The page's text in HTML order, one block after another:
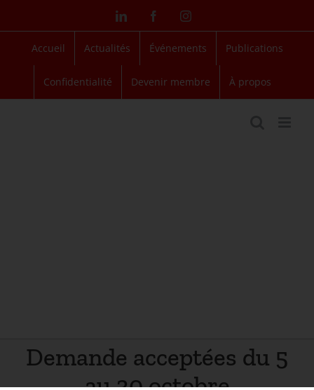
contenu
LinkedIn FacebookInstagram
Accueil Actualités Événements Publications
Confidentialité Devenir membre À propos
Demande acceptées du 5